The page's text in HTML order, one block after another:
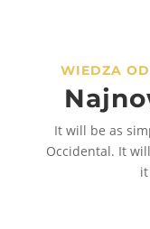
WIEDZA
It will be as
Occidental. It